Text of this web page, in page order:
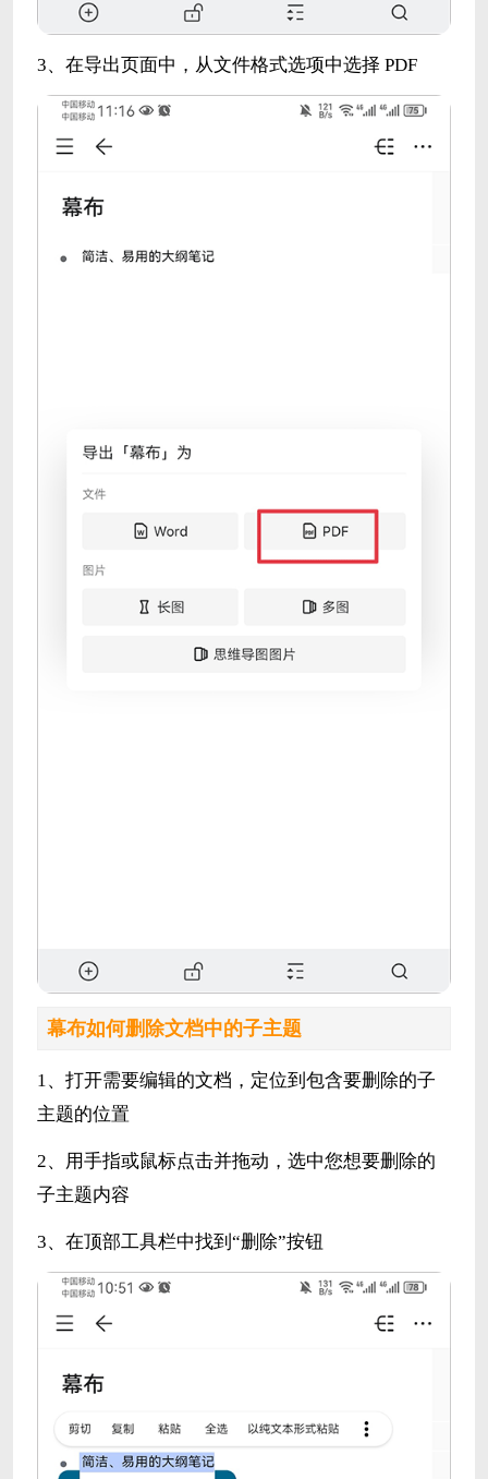
3、在导出页面中，从文件格式选项中选择 PDF
幕布如何删除文档中的子主题
1、打开需要编辑的文档，定位到包含要删除的子
主题的位置
2、用手指或鼠标点击并拖动，选中您想要删除的
子主题内容
3、在顶部工具栏中找到“删除”按钮